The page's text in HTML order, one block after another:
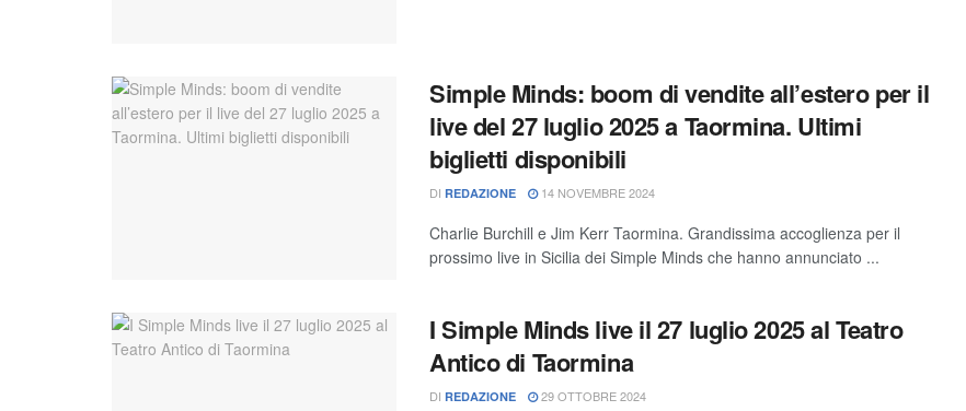
Simple Minds: boom di vendite all’estero per il
live del 27 luglio 2025 a Taormina. Ultimi
biglietti disponibili
DI REDAZIONE 14 NOVEMBRE 2024
Charlie Burchill e Jim Kerr Taormina. Grandissima accoglienza per il
prossimo live in Sicilia dei Simple Minds che hanno annunciato ...
I Simple Minds live il 27 luglio 2025 al Teatro
Antico di Taormina
DI REDAZIONE 29 OTTOBRE 2024